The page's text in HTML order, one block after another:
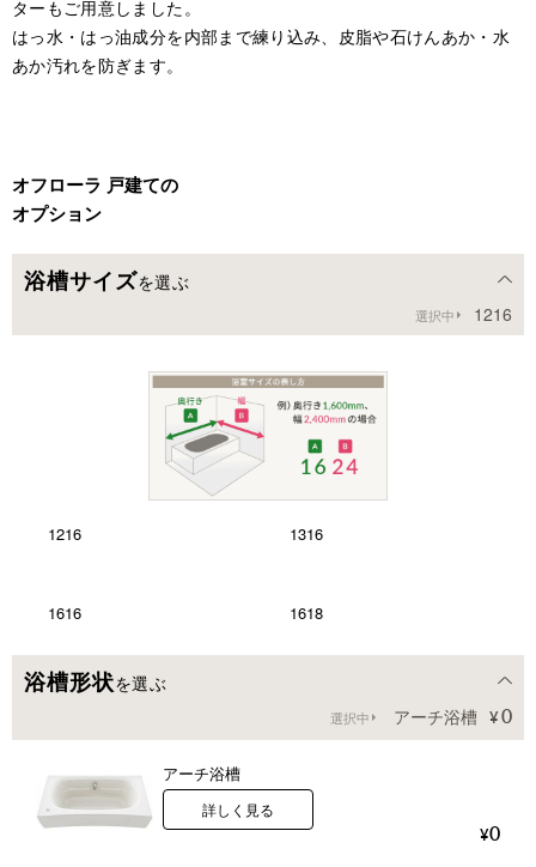
ターもご用意しました。
はっ水・はっ油成分を内部まで練り込み、皮脂や石けんあか・水
あか汚れを防ぎます。
オフローラ 戸建ての
オプション
浴槽サイズを選ぶ
選択中 1216
1216 1316
1616 1618
1818
浴槽形状を選ぶ
選択中 アーチ浴槽 0
アーチ浴槽
詳しく見る
0